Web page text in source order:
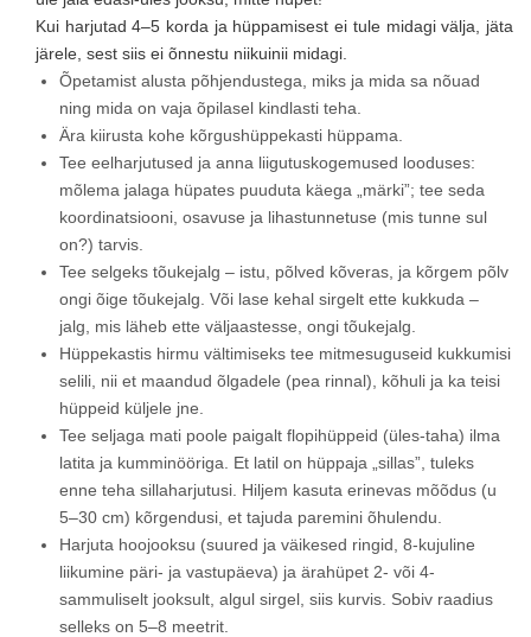
Kui harjutad 4–5 korda ja hüppamisest ei tule midagi välja, jäta
järele, sest siis ei õnnestu niikuinii midagi.
Õpetamist alusta põhjendustega, miks ja mida sa nõuad
ning mida on vaja õpilasel kindlasti teha.
Ära kiirusta kohe kõrgushüppekasti hüppama.
Tee eelharjutused ja anna liigutuskogemused looduses:
mõlema jalaga hüpates puuduta käega „märki”; tee seda
koordinatsiooni, osavuse ja lihastunnetuse (mis tunne sul
on?) tarvis.
Tee selgeks tõukejalg – istu, põlved kõveras, ja kõrgem põlv
ongi õige tõukejalg. Või lase kehal sirgelt ette kukkuda –
jalg, mis läheb ette väljaastesse, ongi tõukejalg.
Hüppekastis hirmu vältimiseks tee mitmesuguseid kukkumisi
selili, nii et maandud õlgadele (pea rinnal), kõhuli ja ka teisi
hüppeid küljele jne.
Tee seljaga mati poole paigalt flopihüppeid (üles-taha) ilma
latita ja kumminööriga. Et latil on hüppaja „sillas”, tuleks
enne teha sillaharjutusi. Hiljem kasuta erinevas mõõdus (u
5–30 cm) kõrgendusi, et tajuda paremini õhulendu.
Harjuta hoojooksu (suured ja väikesed ringid, 8-kujuline
liikumine päri- ja vastupäeva) ja ärahüpet 2- või 4-
sammuliselt jooksult, algul sirgel, siis kurvis. Sobiv raadius
selleks on 5–8 meetrit.